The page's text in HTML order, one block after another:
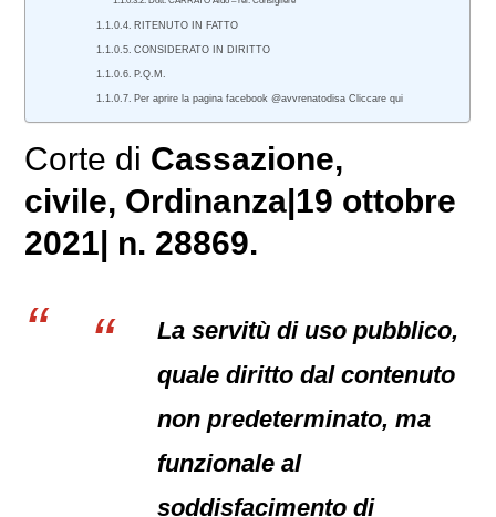
RITENUTO IN FATTO
CONSIDERATO IN DIRITTO
P.Q.M.
Per aprire la pagina facebook @avvrenatodisa Cliccare qui
Corte di Cassazione,
civile, Ordinanza|19 ottobre
2021| n. 28869.
La servitù di uso pubblico,
quale diritto dal contenuto
non predeterminato, ma
funzionale al
soddisfacimento di